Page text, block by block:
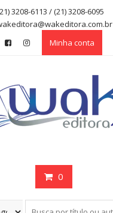
3208-6113 / (21) 3208-6095
Minha conta
0